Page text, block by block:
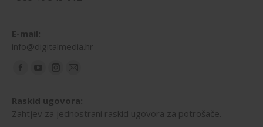
E-mail:
info@digitalmedia.hr
Facebook
opens
in
YouTube
opens
in
Instagram
opens
in
Mail
opens
in
Raskid ugovora:
Zahtjev za jednostrani raskid ugovora za potrošače.